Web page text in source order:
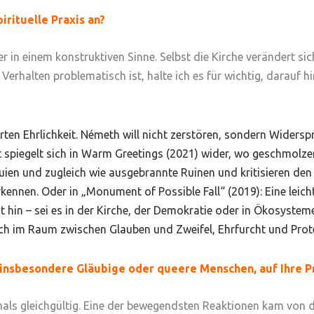
Praxis an?
einem konstruktiven Sinne. Selbst die Kirche verändert
problematisch ist, halte ich es für wichtig, darauf
Ehrlichkeit. Németh will nicht zerstören, sondern
spiegelt sich in Warm Greetings (2021) wider, wo
und zugleich wie ausgebrannte Ruinen und kritisieren
Oder in „Monument of Possible Fall“ (2019): Eine
– sei es in der Kirche, der Demokratie oder in
im Raum zwischen Glauben und Zweifel, Ehrfurcht und
Gläubige oder queere Menschen, auf Ihre
gleichgültig. Eine der bewegendsten Reaktionen kam von